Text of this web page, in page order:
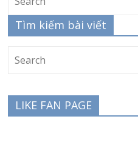
Tìm kiếm bài viết
LIKE FAN PAGE